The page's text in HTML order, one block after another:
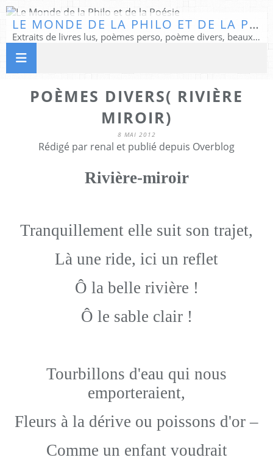
LE MONDE DE LA PHILO ET DE LA POÉSIE
Extraits de livres lus, poèmes perso, poème divers, beaux textes...
POÈMES DIVERS( RIVIÈRE
MIROIR)
8 MAI 2012
Rédigé par renal et publié depuis Overblog
Rivière-miroir
Tranquillement elle suit son trajet,
Là une ride, ici un reflet
Ô la belle rivière !
Ô le sable clair !
Tourbillons d'eau qui nous
emporteraient,
Fleurs à la dérive ou poissons d'or –
Comme un enfant voudrait